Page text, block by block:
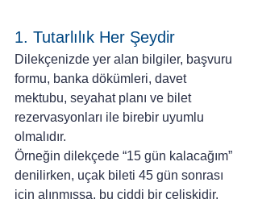
1. Tutarlılık Her Şeydir
Dilekçenizde yer alan bilgiler, başvuru
formu, banka dökümleri, davet
mektubu, seyahat planı ve bilet
rezervasyonları ile birebir uyumlu
olmalıdır.
Örneğin dilekçede “15 gün kalacağım”
denilirken, uçak bileti 45 gün sonrası
için alınmışsa, bu ciddi bir çelişkidir.